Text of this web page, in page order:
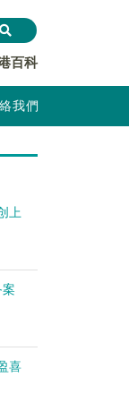
百科
我們
上
案
喜